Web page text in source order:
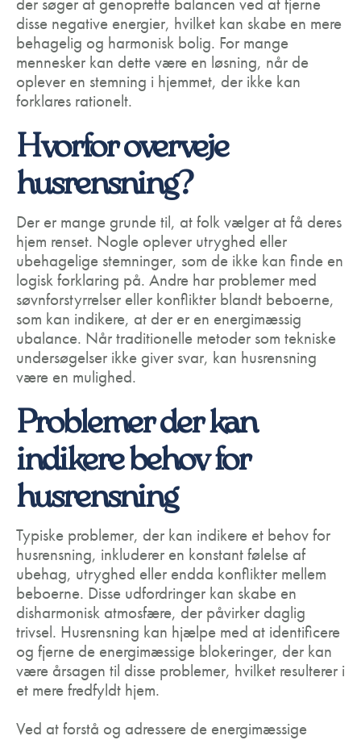
disse negative energier, hvilket kan skabe en mere
behagelig og harmonisk bolig. For mange
mennesker kan dette være en løsning, når de
oplever en stemning i hjemmet, der ikke kan
forklares rationelt.
Hvorfor overveje
husrensning?
Der er mange grunde til, at folk vælger at få deres
hjem renset. Nogle oplever utryghed eller
ubehagelige stemninger, som de ikke kan finde en
logisk forklaring på. Andre har problemer med
søvnforstyrrelser eller konflikter blandt beboerne,
som kan indikere, at der er en energimæssig
ubalance. Når traditionelle metoder som tekniske
undersøgelser ikke giver svar, kan husrensning
være en mulighed.
Problemer der kan
indikere behov for
husrensning
Typiske problemer, der kan indikere et behov for
husrensning, inkluderer en konstant følelse af
ubehag, utryghed eller endda konflikter mellem
beboerne. Disse udfordringer kan skabe en
disharmonisk atmosfære, der påvirker daglig
trivsel. Husrensning kan hjælpe med at identificere
og fjerne de energimæssige blokeringer, der kan
være årsagen til disse problemer, hvilket resulterer i
et mere fredfyldt hjem.
Ved at forstå og adressere de energimæssige